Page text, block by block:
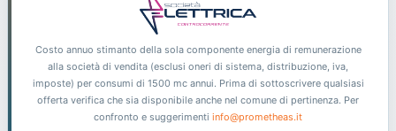
Costo annuo stimanto della sola componente energia di remunerazione
alla società di vendita (esclusi oneri di sistema, distribuzione, iva,
imposte) per consumi di 1500 mc annui. Prima di sottoscrivere qualsiasi
offerta verifica che sia disponibile anche nel comune di pertinenza. Per
confronto e suggerimenti info@prometheas.it